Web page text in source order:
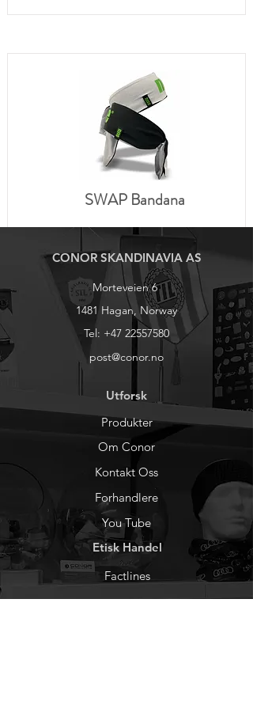
SWAP Bandana
CONOR SKANDINAVIA AS
Morteveien 6
1481 Hagan, Norway
Tel: +47 22557580
post@conor.no
Utforsk
Produkter
Om Conor
Kontakt Oss
Forhandlere
You Tube
Etisk Handel
Factlines